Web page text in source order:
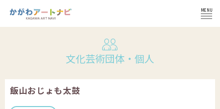
MENU
ログイン
文化芸術団体・個人
飯山おじょも太鼓